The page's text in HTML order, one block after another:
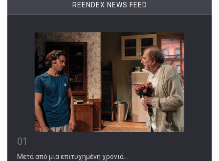
REENDEX NEWS FEED
01
Μετά από μια επιτυχημένη χρονιά…